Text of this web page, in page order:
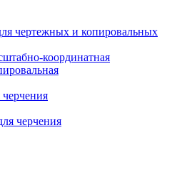
чертежных и копировальных
координатная
черчения